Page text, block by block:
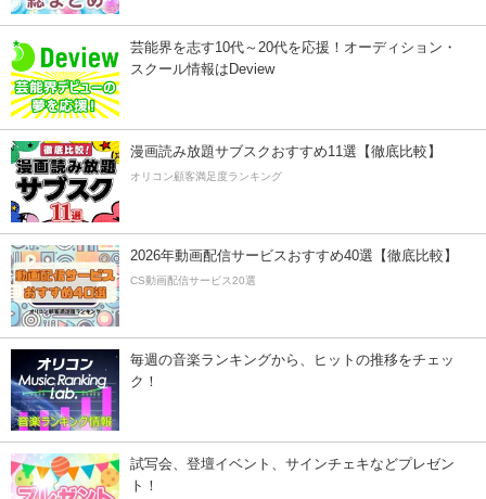
芸能界を志す10代～20代を応援！オーディション・
スクール情報はDeview
漫画読み放題サブスクおすすめ11選【徹底比較】
オリコン顧客満足度ランキング
2026年動画配信サービスおすすめ40選【徹底比較】
CS動画配信サービス20選
毎週の音楽ランキングから、ヒットの推移をチェッ
ク！
試写会、登壇イベント、サインチェキなどプレゼン
ト！